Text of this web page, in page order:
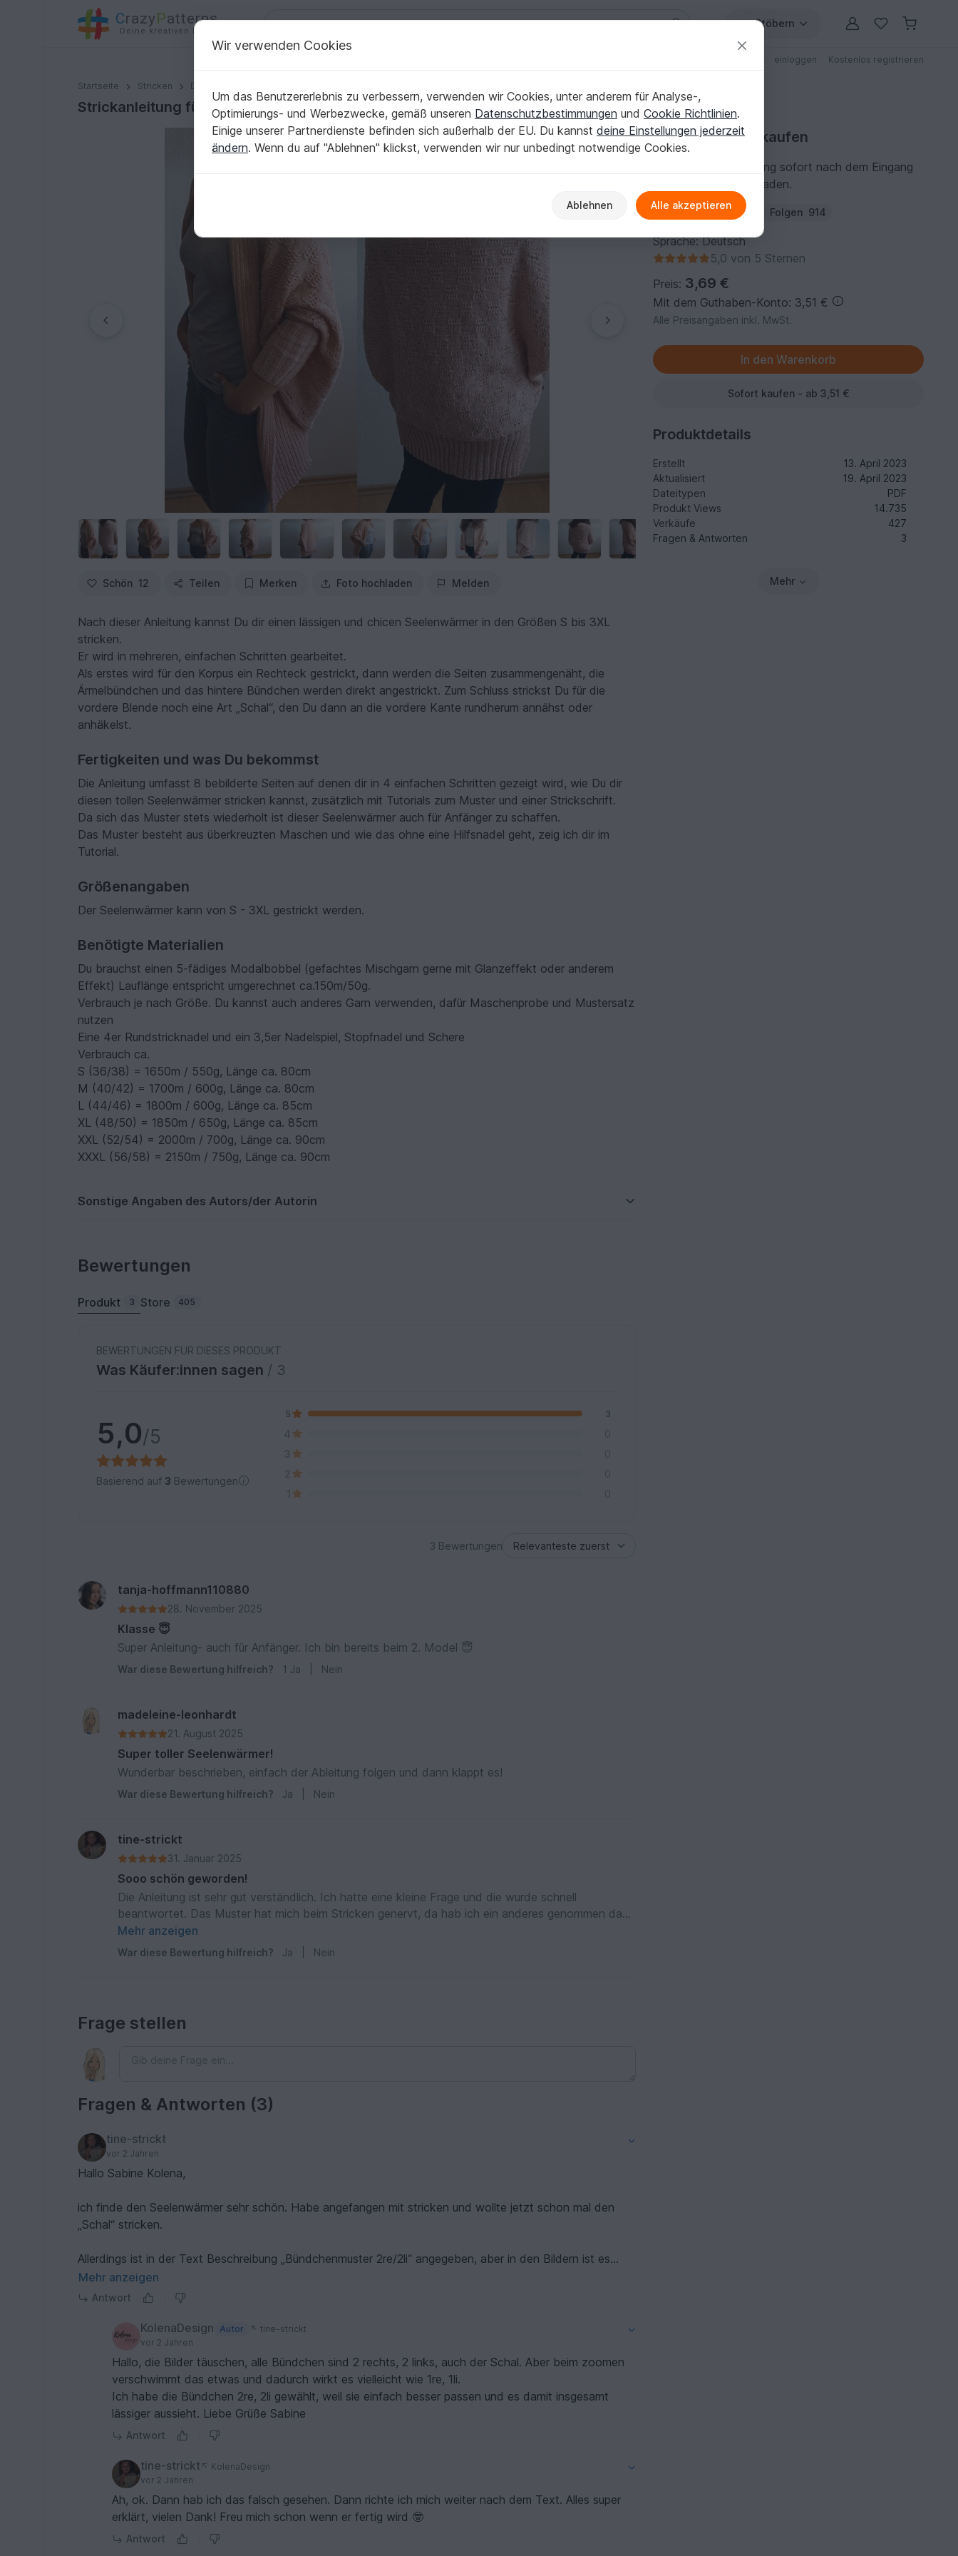
CrazyPatterns
Deine kreativen Ideen
Stöbern
einloggen Kostenlos registrieren
Startseite Stricken Damen
Strickanleitung für den Seelenwärmer "Joy"
Strickanleitung für den Seelenwärmer "Joy"
Schön 12 Teilen Merken Foto hochladen Melden
Nach dieser Anleitung kannst Du dir einen lässigen und chicen Seelenwärmer in den Größen S bis 3XL
stricken.
Er wird in mehreren, einfachen Schritten gearbeitet.
Als erstes wird für den Korpus ein Rechteck gestrickt, dann werden die Seiten zusammengenäht, die
Ärmelbündchen und das hintere Bündchen werden direkt angestrickt. Zum Schluss strickst Du für die
vordere Blende noch eine Art „Schal“, den Du dann an die vordere Kante rundherum annähst oder
anhäkelst.
Fertigkeiten und was Du bekommst
Die Anleitung umfasst 8 bebilderte Seiten auf denen dir in 4 einfachen Schritten gezeigt wird, wie Du dir
diesen tollen Seelenwärmer stricken kannst, zusätzlich mit Tutorials zum Muster und einer Strickschrift.
Da sich das Muster stets wiederholt ist dieser Seelenwärmer auch für Anfänger zu schaffen.
Das Muster besteht aus überkreuzten Maschen und wie das ohne eine Hilfsnadel geht, zeig ich dir im
Tutorial.
Größenangaben
Der Seelenwärmer kann von S - 3XL gestrickt werden.
Benötigte Materialien
Du brauchst einen 5-fädiges Modalbobbel (gefachtes Mischgarn gerne mit Glanzeffekt oder anderem
Effekt) Lauflänge entspricht umgerechnet ca.150m/50g.
Verbrauch je nach Größe. Du kannst auch anderes Garn verwenden, dafür Maschenprobe und Mustersatz
nutzen
Eine 4er Rundstricknadel und ein 3,5er Nadelspiel, Stopfnadel und Schere
Verbrauch ca.
S (36/38) = 1650m / 550g, Länge ca. 80cm
M (40/42) = 1700m / 600g, Länge ca. 80cm
L (44/46) = 1800m / 600g, Länge ca. 85cm
XL (48/50) = 1850m / 650g, Länge ca. 85cm
XXL (52/54) = 2000m / 700g, Länge ca. 90cm
XXXL (56/58) = 2150m / 750g, Länge ca. 90cm
Sonstige Angaben des Autors/der Autorin
Strickanleitung kaufen
Du kannst die Anleitung sofort nach dem Eingang
der Zahlung herunterladen.
Autor: KolenaDesign Folgen 914
Sprache: Deutsch
5,0 von 5 Sternen
Preis: 3,69 €
Mit dem Guthaben-Konto: 3,51 €
Alle Preisangaben inkl. MwSt.
Sofort kaufen - ab 3,51 €
Produktdetails
Erstellt
13. April 2023
Aktualisiert
19. April 2023
Dateitypen
PDF
Produkt Views
14.735
Verkäufe
427
Fragen & Antworten
3
Mehr
Bewertungen
Produkt 3 Store 405
BEWERTUNGEN FÜR DIESES PRODUKT
Was Käufer:innen sagen / 3
5,0/5
Basierend auf 3 Bewertungen
5 3
4
0
3
0
2
0
1
0
3 Bewertungen
tanja-hoffmann110880
28. November 2025
Klasse 😇
Super Anleitung- auch für Anfänger. Ich bin bereits beim 2. Model 😇
War diese Bewertung hilfreich? 1 Ja Nein
madeleine-leonhardt
21. August 2025
Super toller Seelenwärmer!
Wunderbar beschrieben, einfach der Ableitung folgen und dann klappt es!
War diese Bewertung hilfreich? Ja Nein
tine-strickt
31. Januar 2025
Sooo schön geworden!
Die Anleitung ist sehr gut verständlich. Ich hatte eine kleine Frage und die wurde schnell
beantwortet. Das Muster hat mich beim Stricken genervt, da hab ich ein anderes genommen das
mir mehr liegt. Wenn ich mehr Zeit hätte würde ich den Seelenwärmer gleich nochmal für eine
Freundin stricken! Sehr zu empfehlen, man kann sich mega drin einhuscheln. Danke!
Mehr anzeigen
War diese Bewertung hilfreich? Ja Nein
Frage stellen
Fragen & Antworten (3)
tine-strickt
vor 2 Jahren
Hallo Sabine Kolena,
ich finde den Seelenwärmer sehr schön. Habe angefangen mit stricken und wollte jetzt schon mal den
„Schal“ stricken.
Allerdings ist in der Text Beschreibung „Bündchenmuster 2re/2li“ angegeben, aber in den Bildern ist es
1re/1li. Hat das eine tiefere Bedeutung, bzw haben Sie beides mal ausprobiert wie es sitzt?
Vielleicht können Sie mir eine Empfehlung geben, was besser ist.
Vielen Dank !
Mehr anzeigen
Antwort
KolenaDesign Autor
tine-strickt
vor 2 Jahren
Hallo, die Bilder täuschen, alle Bündchen sind 2 rechts, 2 links, auch der Schal. Aber beim zoomen
verschwimmt das etwas und dadurch wirkt es vielleicht wie 1re, 1li.
Ich habe die Bündchen 2re, 2li gewählt, weil sie einfach besser passen und es damit insgesamt
lässiger aussieht. Liebe Grüße Sabine
Antwort
tine-strickt
KolenaDesign
vor 2 Jahren
Ah, ok. Dann hab ich das falsch gesehen. Dann richte ich mich weiter nach dem Text. Alles super
erklärt, vielen Dank! Freu mich schon wenn er fertig wird 🤓
Antwort
Wir verwenden Cookies
Um das Benutzererlebnis zu verbessern, verwenden wir Cookies, unter anderem für Analyse-,
Optimierungs- und Werbezwecke, gemäß unseren Datenschutzbestimmungen und Cookie Richtlinien.
Einige unserer Partnerdienste befinden sich außerhalb der EU. Du kannst deine Einstellungen jederzeit
ändern. Wenn du auf "Ablehnen" klickst, verwenden wir nur unbedingt notwendige Cookies.
Ablehnen Alle akzeptieren